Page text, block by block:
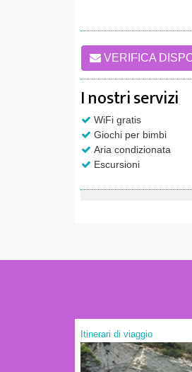
VERIFICA
I nostri servizi
WiFi gratis
Giochi per bimbi
Aria condizionata
Escursioni
Itinerari di viaggio